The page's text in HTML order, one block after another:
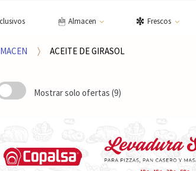
Almacen Frescos
ACEITE DE GIRASOL
Mostrar solo ofertas (9)